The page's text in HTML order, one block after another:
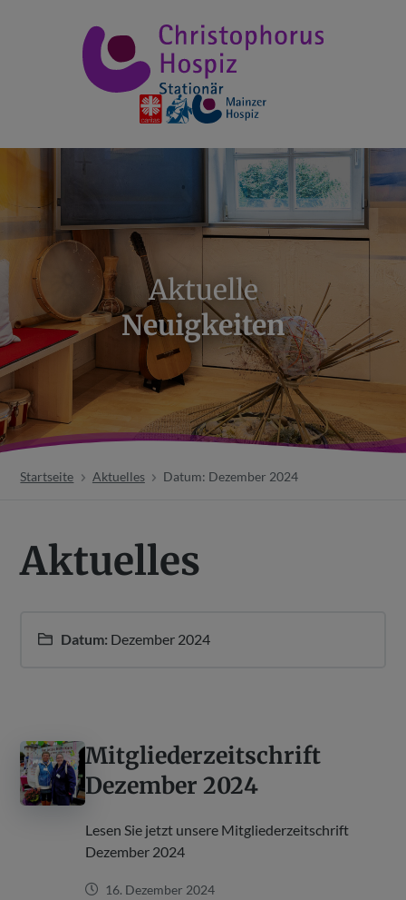
Aktuelle
Neuigkeiten
Startseite Aktuelles Datum: Dezember 2024
Aktuelles
Datum: Dezember 2024
Mitgliederzeitschrift
Dezember 2024
Lesen Sie jetzt unsere Mitgliederzeitschrift
Dezember 2024
16. Dezember 2024